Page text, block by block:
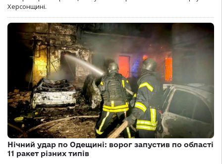
Херсонщині.
Нічний удар по Одещині: ворог запустив по області
11 ракет різних типів